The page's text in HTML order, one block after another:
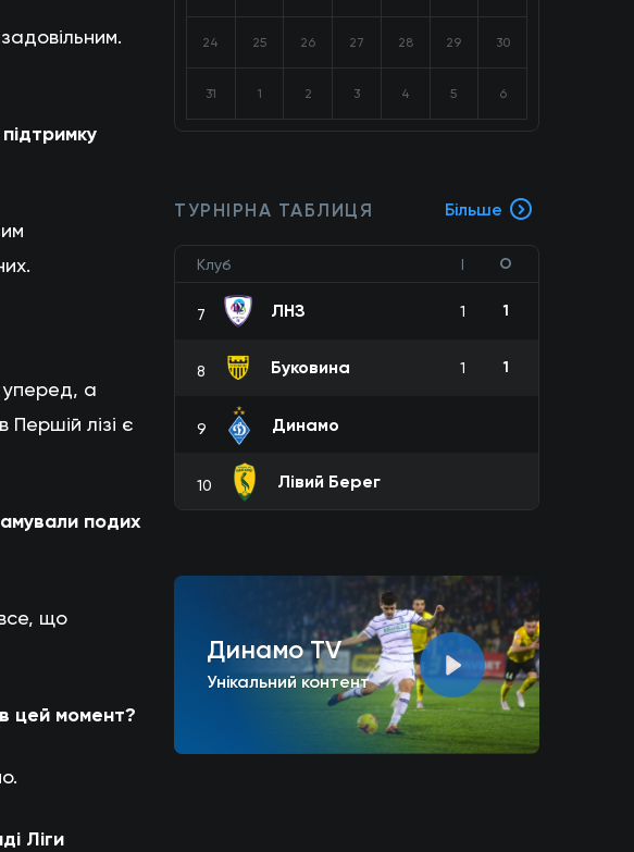
уперед, а
лізі є
подих
що
цей момент?
Ліги
24 25 26 27 28 29 30
31 1 2 3 4 5 6
ТУРНІРНА ТАБЛИЦЯ Більше
Клуб І О
7 ЛНЗ 1 1
8 Буковина 1 1
9 Динамо
10 Лівий Берег
Динамо TV
Унікальний контент